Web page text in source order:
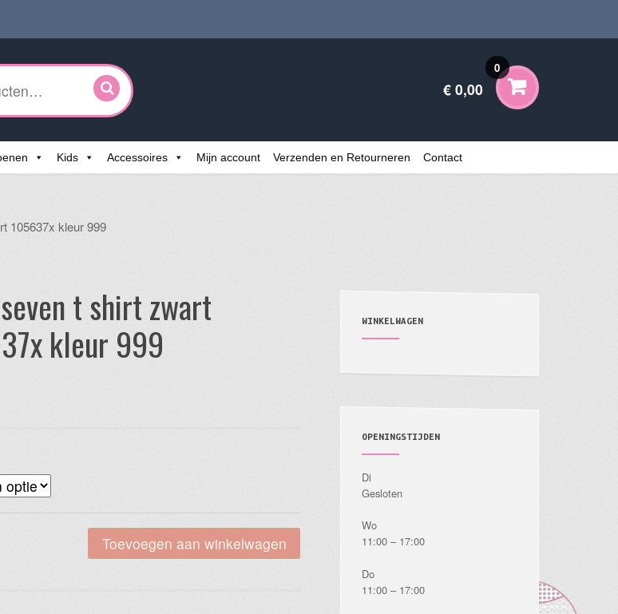
€ 0,00
0
Kids Accessoires Mijn account Verzenden en Retourneren Contact
105637x kleur 999
t shirt zwart
kleur 999
Toevoegen aan winkelwagen
WINKELWAGEN
OPENINGSTIJDEN
Di
Gesloten
Wo
11:00 – 17:00
Do
11:00 – 17:00